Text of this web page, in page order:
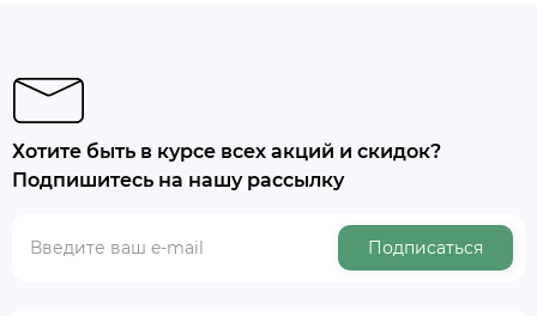
Хотите быть в курсе всех акций и скидок?
Подпишитесь на нашу рассылку
Подписаться